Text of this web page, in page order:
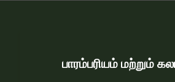
பாரம்பரியம் மற்றும்